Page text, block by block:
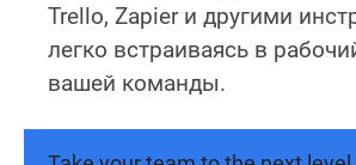
Trello, Zapier и другими
легко встраиваясь в
вашей команды.